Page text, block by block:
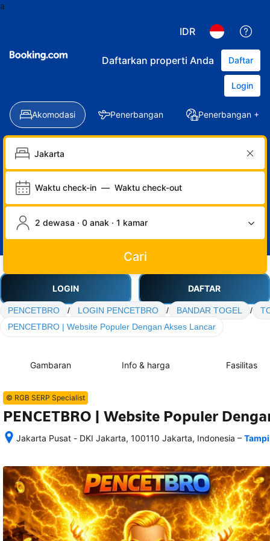
a
IDR
Daftarkan properti Anda Daftar
Login
Akomodasi Penerbangan Penerbangan +
Waktu check-in — Waktu check-out
2 dewasa · 0 anak · 1 kamar
Cari
LOGIN DAFTAR
PENCETBRO / LOGIN PENCETBRO / BANDAR TOGEL /
PENCETBRO | Website Populer Dengan Akses Lancar
Gambaran Info & harga Fasilitas
© RGB SERP Specialist
PENCETBRO | Website Populer
Jakarta Pusat - DKI Jakarta, 100110 Jakarta, Indonesia
semua
rincian
akomodasi
termasuk
nomor
telepon
–